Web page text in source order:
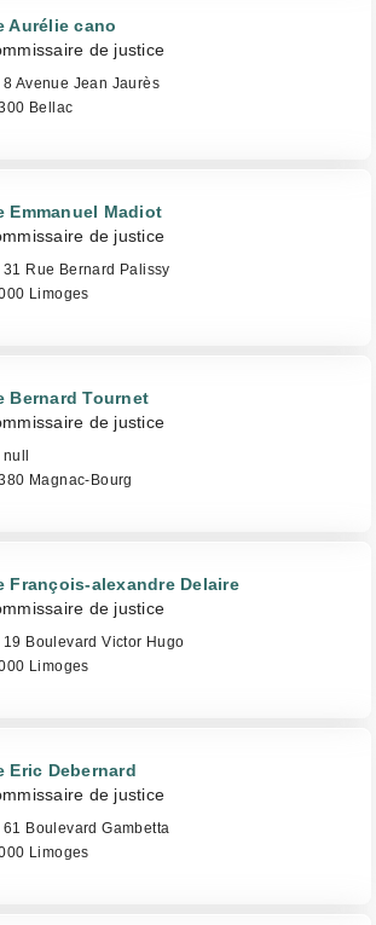
Aurélie cano
de justice
8 Avenue Jean Jaurès
Bellac
Emmanuel Madiot
de justice
31 Rue Bernard Palissy
Limoges
Bernard Tournet
de justice
null
Magnac-Bourg
François-alexandre Delaire
de justice
19 Boulevard Victor Hugo
Limoges
Eric Debernard
de justice
61 Boulevard Gambetta
Limoges